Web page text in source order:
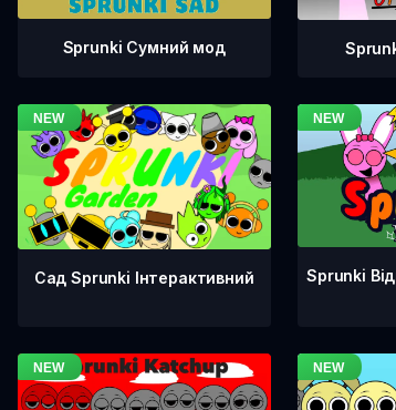
Sprunki Сумний мод
Сад Sprunki Інтерактивний
Sprunki